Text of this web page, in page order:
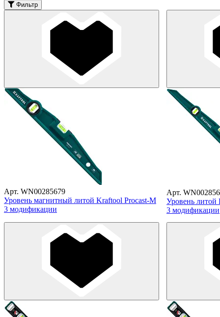
Фильтр
Арт. WN00285679
Уровень магнитный литой Kraftool Procast-M
3 модификации
Арт.
Уровень литой
3 модификации